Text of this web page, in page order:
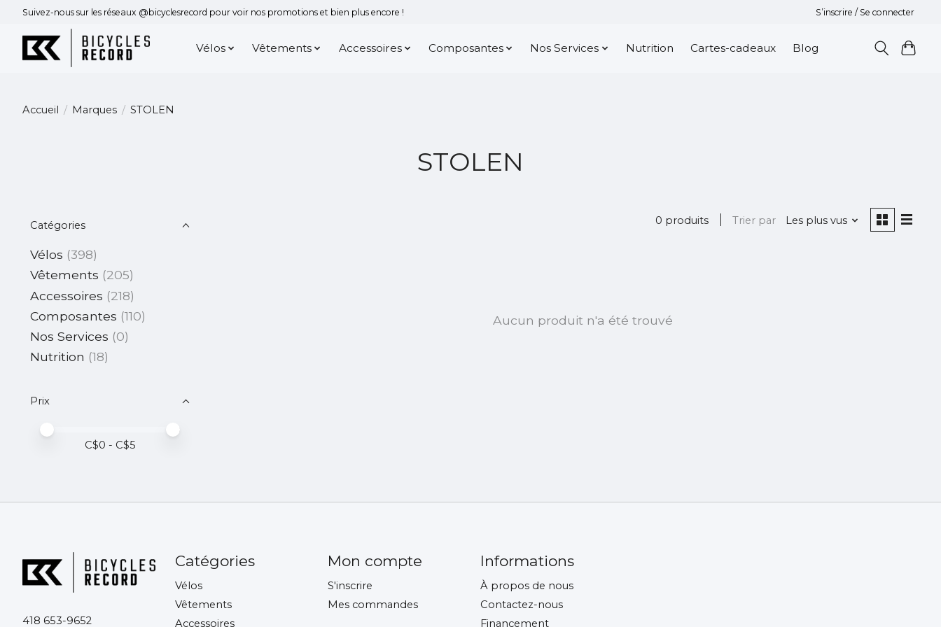
Suivez-nous sur les réseaux @bicyclesrecord pour voir nos promotions et bien plus encore ! S’inscrire / Se connecter
Vélos Vêtements Accessoires Composantes Nos Services Nutrition Cartes-cadeaux Blog
Accueil / Marques / STOLEN
STOLEN
Catégories
Vélos (398)
Vêtements (205)
Accessoires (218)
Composantes (110)
Nos Services (0)
Nutrition (18)
Prix
Prix minimum
Price maximum value
C$0 - C$5
0 produits Trier par Les plus vus
Aucun produit n'a été trouvé
418 653-9652
Catégories
Vélos
Vêtements
Accessoires
Mon compte
S'inscrire
Mes commandes
Informations
À propos de nous
Contactez-nous
Financement